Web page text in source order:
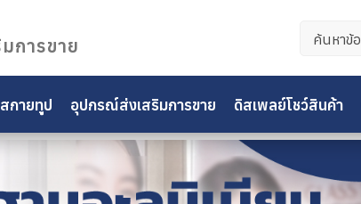
การขาย สำหรับ:
กายทูป อุปกรณ์ส่งเสริมการขาย ดิสเพลย์โชว์สินค้า